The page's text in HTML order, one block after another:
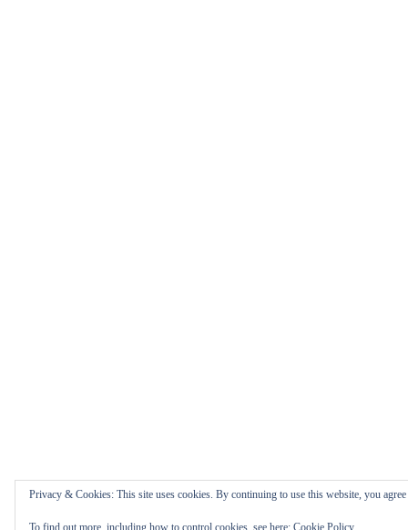
Privacy & Cookies: This site uses cookies. By continuing to use this website, you
To find out more, including how to control cookies, see here: Cookie Policy